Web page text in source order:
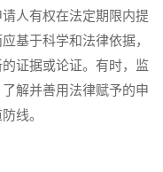
人有权在法定期限内提
基于科学和法律依据，
证据或论证。有时，监
解并善用法律赋予的申
线。